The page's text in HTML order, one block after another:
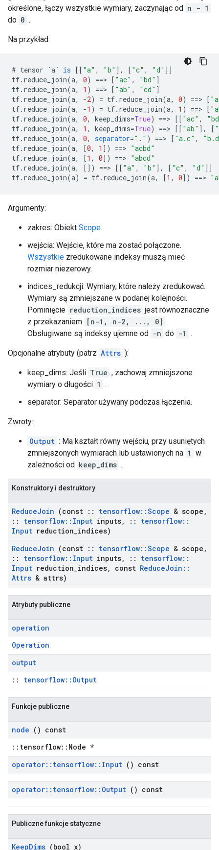
określone, łączy wszystkie wymiary, zaczynając od n - 1
do 0 .
Na przykład:
# tensor `a` is [[ "a" , "b" ] , [ "c" , "d" ]]
tf. reduce_join(a, 0) ==> [ "ac" , "bd" ]
tf. reduce_join(a, 1 ) ==> [ "ab" , "cd" ]
tf. reduce_join(a, -2) = tf. reduce_join(a, 0) ==> [
tf. reduce_join(a, -1 ) = tf. reduce_join(a, 1 ) ==> [
tf. reduce_join(a, 0, keep_dims=True) ==> [[ "ac" ,
tf. reduce_join(a, 1 , keep_dims=True) ==> [[ "ab" ] , [
tf. reduce_join(a, 0, separator="." ) ==> [ "a.c" ,
tf. reduce_join(a, [0, 1 ] ) ==> "acbd"
tf. reduce_join(a, [1 , 0] ) ==> "abcd"
tf. reduce_join(a, [] ) ==> [[ "a" , "b" ] , [ "c" , "d" ]]
tf. reduce_join(a) = tf. reduce_join(a, [1 , 0] ) ==>
Argumenty:
zakres: Obiekt Scope
wejścia: Wejście, które ma zostać połączone.
Wszystkie zredukowane indeksy muszą mieć
rozmiar niezerowy.
indices_redukcji: Wymiary, które należy zredukować.
Wymiary są zmniejszane w podanej kolejności.
Pominięcie reduction_indices jest równoznaczne
z przekazaniem [n-1, n-2, ..., 0] .
Obsługiwane są indeksy ujemne od -n do -1 .
Opcjonalne atrybuty (patrz Attrs ):
keep_dims: Jeśli True , zachowaj zmniejszone
wymiary o długości 1 .
separator: Separator używany podczas łączenia.
Zwroty:
Output : Ma kształt równy wejściu, przy usuniętych
zmniejszonych wymiarach lub ustawionych na 1 w
zależności od keep_dims .
Konstruktory i destruktory
ReduceJoin (const :: tensorflow::Scope & scope ,
::
tensorflow:: Input inputs, :: tensorflow::
Input reduction indices)
ReduceJoin (const :: tensorflow::Scope & scope ,
::
tensorflow:: Input inputs, :: tensorflow::
Input reduction indices, const ReduceJoin ::
Attrs & attrs)
Atrybuty publiczne
operation
Operation
output
:: tensorflow::Output
Funkcje publiczne
node () const
::tensorflow::Node *
operator:: tensorflow:: Input () const
operator:: tensorflow:: Output () const
Publiczne funkcje statyczne
KeepDims (bool x)